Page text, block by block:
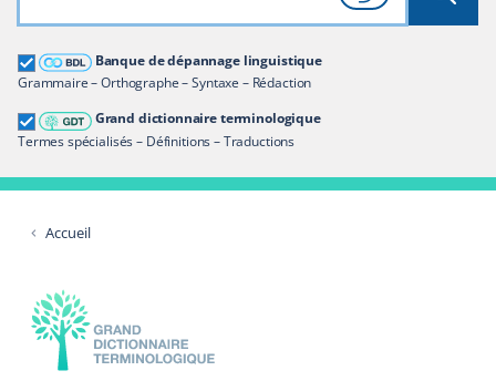
Banque de dépannage linguistique
Grammaire – Orthographe – Syntaxe – Rédaction
Grand dictionnaire terminologique
Termes spécialisés – Définitions – Traductions
Grand dictionnaire terminologique
Restreindre aux termes
Accueil